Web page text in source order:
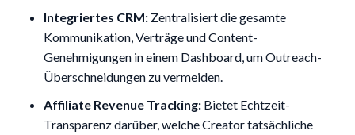
Integriertes CRM: Zentralisiert die gesamte
Kommunikation, Verträge und Content-
Genehmigungen in einem Dashboard, um Outreach-
Überschneidungen zu vermeiden.
Affiliate Revenue Tracking: Bietet Echtzeit-
Transparenz darüber, welche Creator tatsächliche